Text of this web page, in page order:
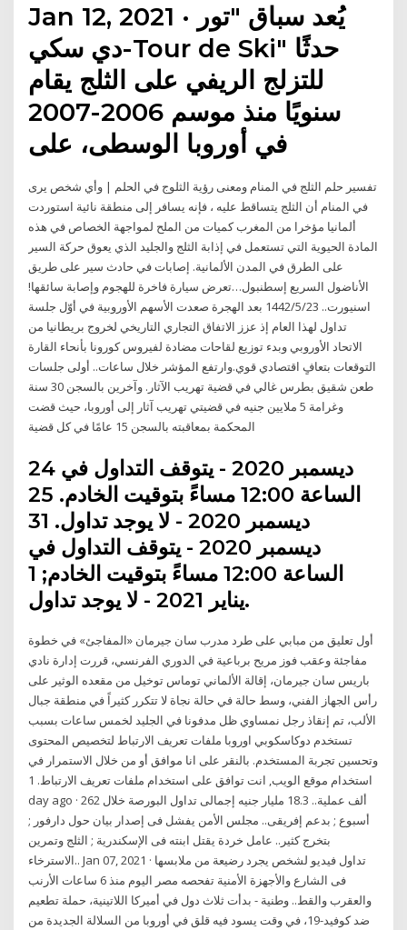
Jan 12, 2021 · يُعد سباق "تور
دي سكي-Tour de Ski" حدثًا
للتزلج الريفي على الثلج يقام
سنويًا منذ موسم 2006-2007
في أوروبا الوسطى، على
تفسير حلم الثلج في المنام ومعنى رؤية الثلوج في الحلم | وأي شخص يرى
في المنام أن الثلج يتساقط عليه ، فإنه يسافر إلى منطقة نائية استوردت
ألمانيا مؤخرا من المغرب كميات من الملح لمواجهة الخصاص في هذه
المادة الحيوية التي تستعمل في إذابة الثلج والجليد الذي يعوق حركة السير
على الطرق في المدن الألمانية. إصابات في حادث سير على طريق
الأناضول السريع إسطنبول…تعرض سيارة فاخرة للهجوم وإصابة سائقها!
اسنيورت.. 23‏‏/5‏‏/1442 بعد الهجرة صعدت الأسهم الأوروبية في أوّل جلسة
تداول لهذا العام إذ عزز الاتفاق التجاري التاريخي لخروج بريطانيا من
الاتحاد الأوروبي وبدء توزيع لقاحات مضادة لفيروس كورونا بأنحاء القارة
التوقعات بتعافٍ اقتصادي قوي.وارتفع المؤشر خلال ساعات.. أولى جلسات
طعن شقيق بطرس غالي في قضية تهريب الآثار. وآخرين بالسجن 30 سنة
وغرامة 5 ملايين جنيه في قضيتي تهريب آثار إلى أوروبا، حيث قضت
المحكمة بمعاقبته بالسجن 15 عامًا في كل قضية
24 ديسمبر 2020 - يتوقف التداول في
الساعة 12:00 مساءً بتوقيت الخادم. 25
ديسمبر 2020 - لا يوجد تداول. 31
ديسمبر 2020 - يتوقف التداول في
الساعة 12:00 مساءً بتوقيت الخادم; 1
يناير 2021 - لا يوجد تداول.
أول تعليق من مبابي على طرد مدرب سان جيرمان «المفاجئ» في خطوة
مفاجئة وعقب فوز مريح برباعية في الدوري الفرنسي، قررت إدارة نادي
باريس سان جيرمان، إقالة الألماني توماس توخيل من مقعده الوثير على
رأس الجهاز الفني، وسط حالة في حالة نجاة لا تتكرر كثيراً في منطقة جبال
الألب، تم إنقاذ رجل نمساوي ظل مدفونا في الجليد لخمس ساعات بسبب
تستخدم دوكاسكوبي اوروبا ملفات تعريف الارتباط لتخصيص المحتوى
وتحسين تجربة المستخدم. بالنقر على انا موافق أو من خلال الاستمرار في
استخدام موقع الويب, انت توافق على استخدام ملفات تعريف الارتباط. 1
day ago · 262 ألف عملية.. 18.3 مليار جنيه إجمالى تداول البورصة خلال
أسبوع ; بدعم إفريقى.. مجلس الأمن يفشل فى إصدار بيان حول دارفور ;
بتخرج كثير.. عامل خردة يقتل ابنته فى الإسكندرية ; الثلج وتمرين
الاسترخاء.. Jan 07, 2021 · تداول فيديو لشخص يجرد رضيعة من ملابسها
فى الشارع والأجهزة الأمنية تفحصه مصر اليوم منذ 6 ساعات الأرنب
والعقرب والقط.. وطنية - بدأت ثلاث دول في أميركا اللاتينية، حملة تطعيم
ضد كوفيد-19، في وقت يسود فيه قلق في أوروبا من السلالة الجديدة من